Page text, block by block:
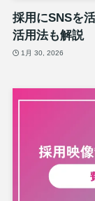
採用にSNSを
活用法も解説
1月 30, 2026